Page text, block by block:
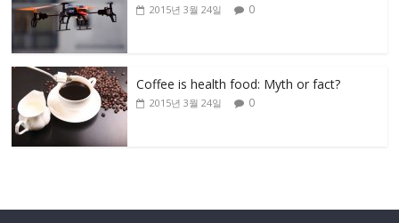
2015년 3월 24일 0
Coffee is health food: Myth or fact?
2015년 3월 24일 0